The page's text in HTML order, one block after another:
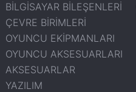
BİLGİSAYAR BİLEŞENLERİ
ÇEVRE BİRİMLERİ
OYUNCU EKİPMANLARI
OYUNCU AKSESUARLARI
AKSESUARLAR
YAZILIM